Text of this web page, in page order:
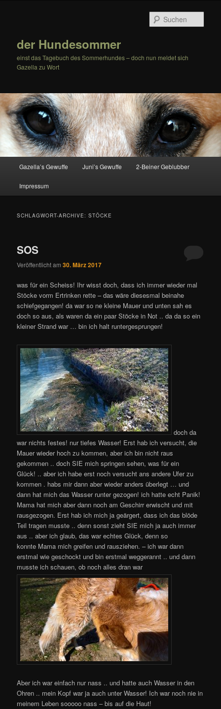
der Hundesommer
einst das Tagebuch des Sommerhundes – doch nun meldet sich
Gazella zu Wort
Gazella’s Gewuffe Juni’s Gewuffe 2-Beiner Geblubber
Impressum
SCHLAGWORT-ARCHIVE:STÖCKE
SOS
Veröffentlicht am30. März 2017
was für ein Scheiss! Ihr wisst doch, dass ich immer wieder mal
Stöcke vorm Ertrinken rette – das wäre diesesmal beinahe
schiefgegangen! da war so ne kleine Mauer und unten sah es
doch so aus, als waren da ein paar Stöcke in Not .. da da so ein
kleiner Strand war … bin ich halt runtergesprungen!
doch da
war nichts festes! nur tiefes Wasser! Erst hab ich versucht, die
Mauer wieder hoch zu kommen, aber ich bin nicht raus
gekommen .. doch SIE mich springen sehen, was für ein
Glück! .. aber ich habe erst noch versucht ans andere Ufer zu
kommen . habs mir dann aber wieder anders überlegt … und
dann hat mich das Wasser runter gezogen! ich hatte echt Panik!
Mama hat mich aber dann noch am Geschirr erwischt und mit
rausgezogen. Erst hab ich mich ja geärgert, dass ich das blöde
Teil tragen musste .. denn sonst zieht SIE mich ja auch immer
aus .. aber ich glaub, das war echtes Glück, denn so
konnte Mama mich greifen und rausziehen. – ich war dann
erstmal wie geschockt und bin erstmal weggerannt .. und dann
musste ich schauen, ob noch alles dran war
Aber ich war einfach nur nass .. und hatte auch Wasser in den
Ohren .. mein Kopf war ja auch unter Wasser! Ich war noch nie in
meinem Leben sooooo nass – bis auf die Haut!